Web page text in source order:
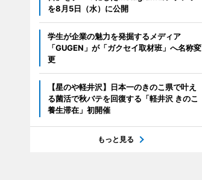
を8月5日（水）に公開
学生が企業の魅力を発掘するメディア
「GUGEN」が「ガクセイ取材班」へ名称変
更
【星のや軽井沢】日本一のきのこ県で叶え
る菌活で秋バテを回復する「軽井沢 きのこ
養生滞在」初開催
もっと見る